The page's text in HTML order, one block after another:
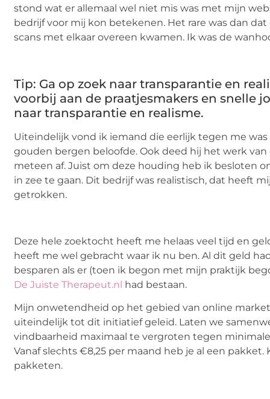
stond wat er allemaal wel niet mis was met mijn
bedrijf voor mij kon betekenen. Het rare was dan
scans met elkaar overeen kwamen. Ik was de
Tip: Ga op zoek naar transparantie en
voorbij aan de praatjesmakers en snelle
naar transparantie en realisme.
Uiteindelijk vond ik iemand die eerlijk tegen me
gouden bergen beloofde. Ook deed hij het werk
meteen af. Juist om deze houding heb ik besloten
in zee te gaan. Dit bedrijf was realistisch, dat heeft
getrokken.
Deze hele zoektocht heeft me helaas veel tijd en
heeft me wel gebracht waar ik nu ben. Al dit geld
besparen als er (toen ik begon met mijn praktijk
De Juiste Therapeut.nl had bestaan.
Mijn onwetendheid op het gebied van online
uiteindelijk tot dit initiatief geleid. Laten we
vindbaarheid maximaal te vergroten tegen
Vanaf slechts €8,25 per maand heb je al een pakket.
pakketen.